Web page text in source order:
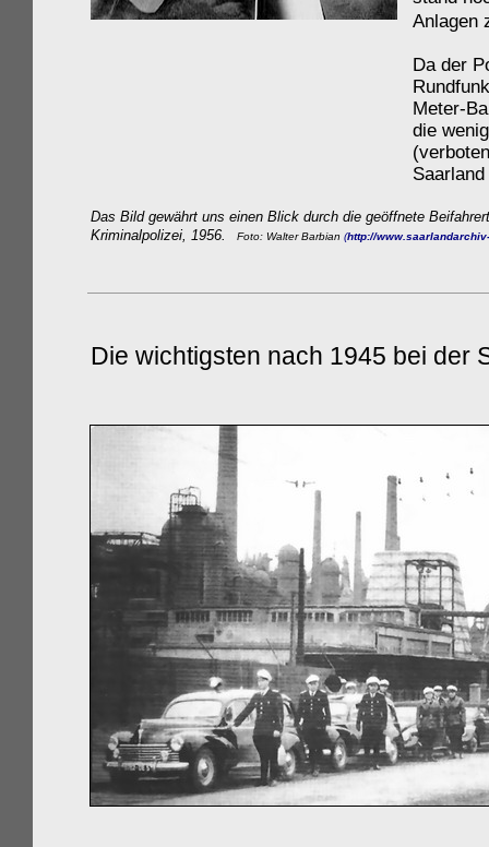
Anlagen
Da der
Meter-
die
Das Bild gewährt uns einen Blick durch die geöffnete
Kriminalpolizei, 1956.
Foto: Walter Barbian (http://
Die wichtigsten nach 1945 bei der